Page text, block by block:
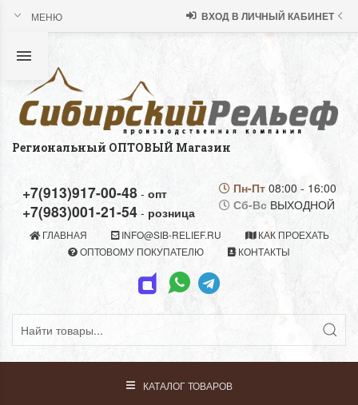
МЕНЮ ВХОД В ЛИЧНЫЙ КАБИНЕТ
Региональный ОПТОВЫЙ Магазин
+7(913)917-00-48- опт
+7(983)001-21-54- розница
Пн-Пт 08:00 - 16:00
Сб-Вс ВЫХОДНОЙ
ГЛАВНАЯ INFO@SIB-RELIEF.RU
КАК ПРОЕХАТЬ
ОПТОВОМУ ПОКУПАТЕЛЮ
КОНТАКТЫ
КАТАЛОГ ТОВАРОВ